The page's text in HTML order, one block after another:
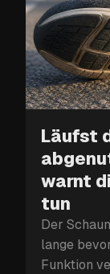
Läufst
warnt
tun
Der
lange
Funktion